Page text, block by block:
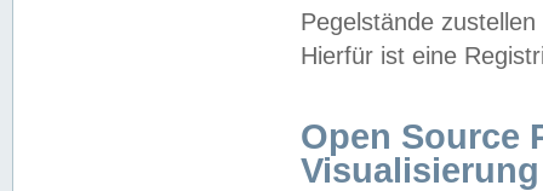
Pegelstände
Hierfür ist eine
Open Source
Visualisierung